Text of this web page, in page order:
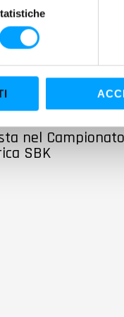
Petrucci
nel Campionato
SBK